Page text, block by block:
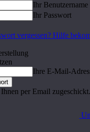
Ihr Benutzername
Ihr Passwort
vergessen? Hilfe
Ihre E-Mail-
per Email zugeschickt.